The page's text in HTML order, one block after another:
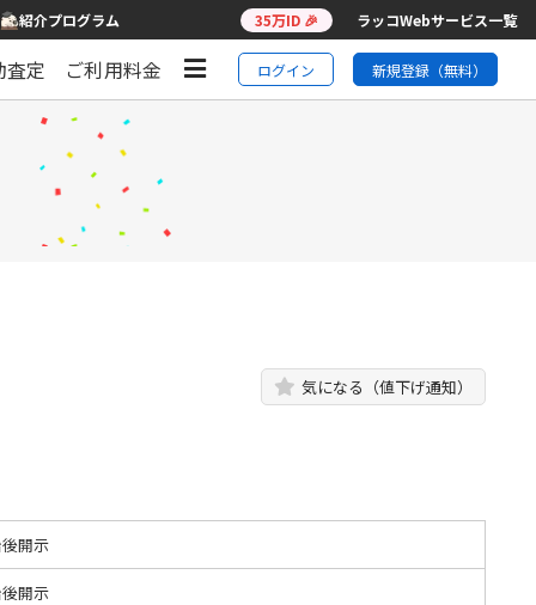
紹介プログラム 35万ID 🎉 ラッコWebサービス一覧
査定 ご利用料金 ログイン 新規登録（無料）
気になる（値下げ通知）
開示
開示